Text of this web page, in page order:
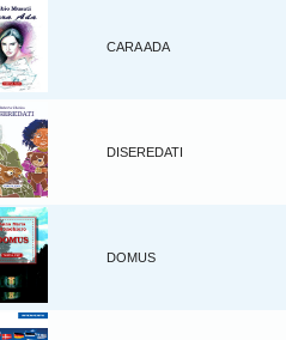
CARA ADA
DISEREDATI
DOMUS